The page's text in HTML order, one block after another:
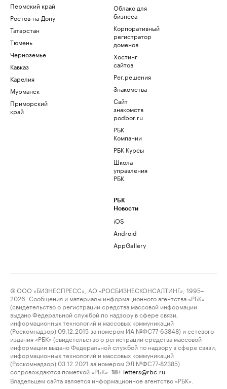
Пермский край
Ростов-на-Дону
Татарстан
Тюмень
Черноземье
Кавказ
Карелия
Мурманск
Приморский
край
Облако для
бизнеса
Корпоративный
регистратор
доменов
Хостинг
сайтов
Рег.решения
Знакомства
Сайт
знакомств
podbor.ru
РБК
Компании
РБК Курсы
Школа
управления
РБК
РБК
Новости
iOS
Android
AppGallery
© ООО «БИЗНЕСПРЕСС», АО «РОСБИЗНЕСКОНСАЛТИНГ», 1995–
2026. Сообщения и материалы информационного агентства «РБК»
(свидетельство о регистрации средства массовой информации
выдано Федеральной службой по надзору в сфере связи,
информационных технологий и массовых коммуникаций
(Роскомнадзор) 09.12.2015 за номером ИА №ФС77-63848) и сетевого
издания «РБК» (свидетельство о регистрации средства массовой
информации выдано Федеральной службой по надзору в сфере связи,
информационных технологий и массовых коммуникаций
(Роскомнадзор) 03.12.2021 за номером ЭЛ №ФС77-82385)
сопровождаются пометкой «РБК».
18+ letters@rbc.ru
Владельцем сайта является информационное агентство «РБК».